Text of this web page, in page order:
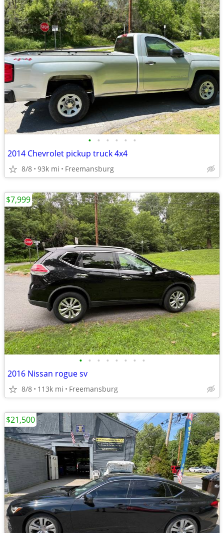
• • • • • •
2014 Chevrolet pickup truck 4x4
8/8 93k mi Freemansburg
• • • • • • • •
2016 Nissan rogue sv
8/8 113k mi Freemansburg
$7,999
$21,500